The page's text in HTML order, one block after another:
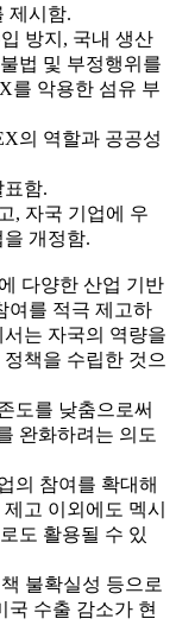
제시함.
방지, 국내 생산
법 및 부정행위를
를 악용한 섬유 부
의 역할과 공공성
표함.
, 자국 기업에 우
개정함.
다양한 산업 기반
여를 적극 제고하
는 자국의 역량을
책을 수립한 것으
도를 낮춤으로써
완화하려는 의도
의 참여를 확대해
고 이외에도 멕시
도 활용될 수 있
불확실성 등으로
국 수출 감소가 현